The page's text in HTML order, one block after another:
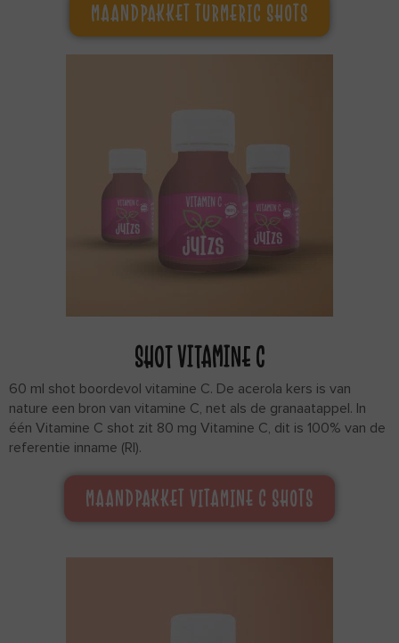
MAANDPAKKET TURMERIC SHOTS
SHOT VITAMINE C
60 ml shot boordevol vitamine C. De acerola kers is van
nature een bron van vitamine C, net als de granaatappel. In
één Vitamine C shot zit 80 mg Vitamine C, dit is 100% van de
referentie inname (RI).
MAANDPAKKET VITAMINE C SHOTS